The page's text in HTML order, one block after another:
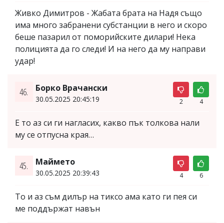
Живко Димитров - Жабата брата на Надя също
има много забранени субстанции в него и скоро
беше пазарил от поморийските дилари! Нека
полицията да го следи! И на него да му направи
удар!
46. Борко Врачански
30.05.2025 20:45:19 2 4
Е то аз си ги нагласих, какво пък толкова нали
му се отпусна края…
45. Маймето
30.05.2025 20:39:43 4 6
То и аз съм дилър на тиксо ама като ги пея си
ме поддържат навън